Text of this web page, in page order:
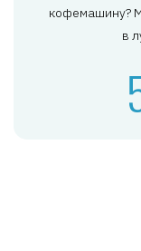
кофемашину?
в